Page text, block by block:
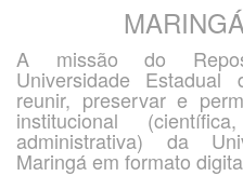
A missão do
Universidade
reunir, preservar e
institucional
administrativa) da
Maringá em formato